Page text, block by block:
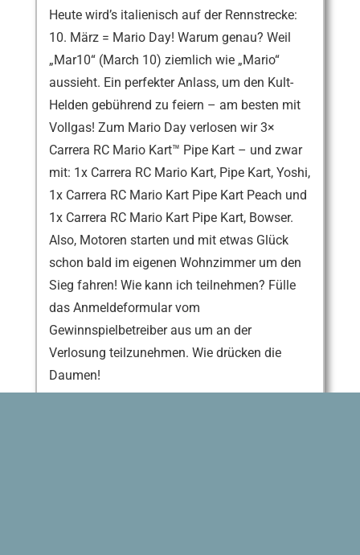
Heute wird’s italienisch auf der Rennstrecke:
10. März = Mario Day! Warum genau? Weil
„Mar10“ (March 10) ziemlich wie „Mario“
aussieht. Ein perfekter Anlass, um den Kult-
Helden gebührend zu feiern – am besten mit
Vollgas! Zum Mario Day verlosen wir 3×
Carrera RC Mario Kart™ Pipe Kart – und zwar
mit: 1x Carrera RC Mario Kart, Pipe Kart, Yoshi,
1x Carrera RC Mario Kart Pipe Kart Peach und
1x Carrera RC Mario Kart Pipe Kart, Bowser.
Also, Motoren starten und mit etwas Glück
schon bald im eigenen Wohnzimmer um den
Sieg fahren! Wie kann ich teilnehmen? Fülle
das Anmeldeformular vom
Gewinnspielbetreiber aus um an der
Verlosung teilzunehmen. Wie drücken die
Daumen!